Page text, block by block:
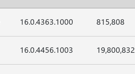
16.0.4363.1000 815,808
16.0.4456.1003 19,800,832